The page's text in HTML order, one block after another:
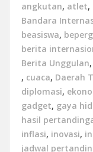
angkutan, atlet,
Bandara
beasiswa,
berita
Berita Unggulan,
, cuaca, Daerah
diplomasi,
gadget, gaya
hasil
inflasi, inovasi,
jadwal